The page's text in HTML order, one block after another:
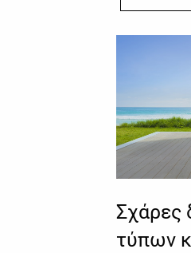
Σχάρες
τύπων